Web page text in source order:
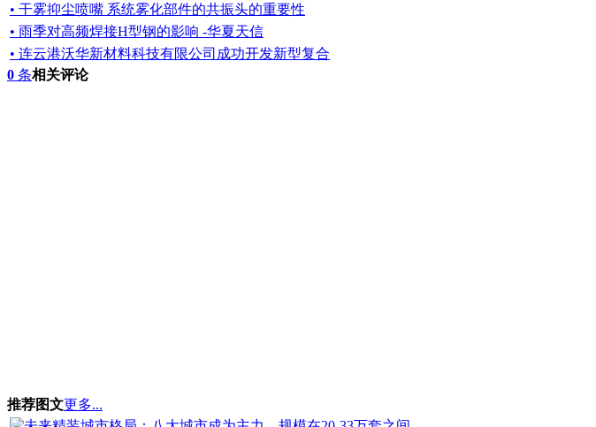
• 干雾抑尘喷嘴 系统雾化部件的共振头的重要性
• 雨季对高频焊接H型钢的影响 -华夏天信
• 连云港沃华新材料科技有限公司成功开发新型复合
0 条相关评论
推荐图文更多...